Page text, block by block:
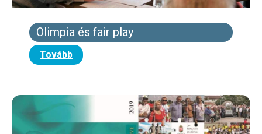
Olimpia és fair play
Tovább